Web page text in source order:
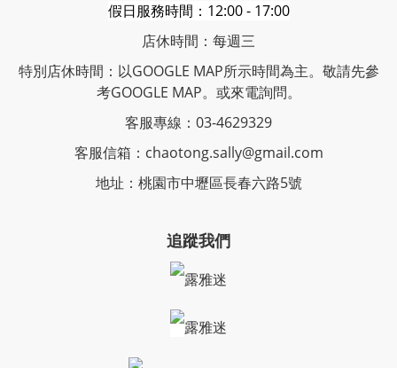
假日服務時間：12:00 - 17:00
店休時間：每週三
特別店休時間：以GOOGLE MAP所示時間為主。敬請先參
考GOOGLE MAP。或來電詢問。
客服專線：03-4629329
客服信箱：chaotong.sally@gmail.com
地址：桃園市中壢區長春六路5號
追蹤我們
露雅迷
露雅迷